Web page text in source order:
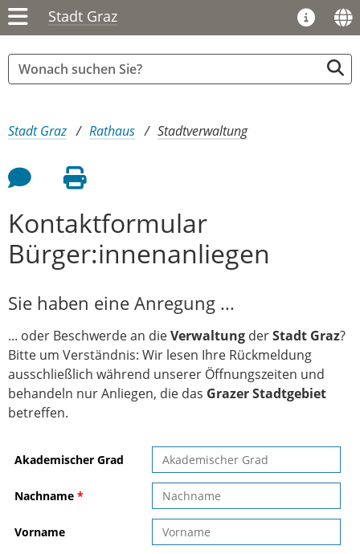
Stadt Graz
Sie sind hier:
Stadt Graz Rathaus Stadtverwaltung
Feedback an Autor
Seite drucken
Kontaktformular
Bürger:innenanliegen
Sie haben eine Anregung ...
... oder Beschwerde an dieVerwaltung derStadt Graz?
Bitte um Verständnis: Wir lesen Ihre Rückmeldung
ausschließlich während unserer Öffnungszeiten und
behandeln nur Anliegen, die das Grazer Stadtgebiet
betreffen.